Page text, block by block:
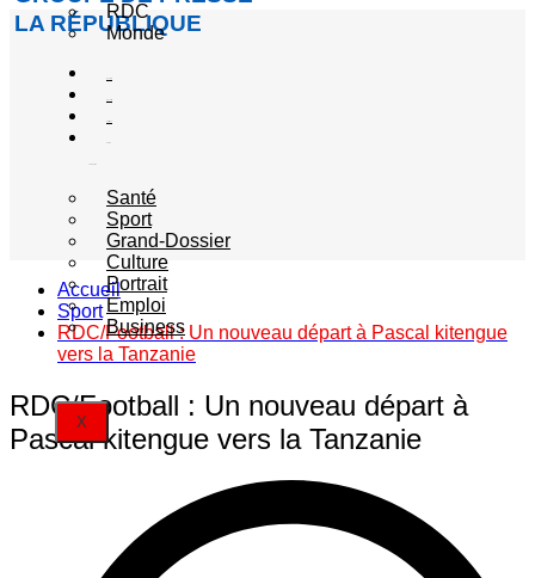
LA RÉPUBLIQUE
RDC
Monde
Santé
Sport
Grand-Dossier
Culture
Portrait
Emploi
Business
X
Accueil
Sport
RDC/Football : Un nouveau départ à Pascal kitengue
vers la Tanzanie
RDC/Football : Un nouveau départ à
Pascal kitengue vers la Tanzanie